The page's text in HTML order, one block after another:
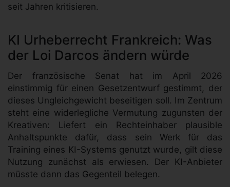
seit Jahren kritisieren.
KI Urheberrecht Frankreich: Was
der Loi Darcos ändern würde
Der französische Senat hat im April 2026
einstimmig für einen Gesetzentwurf gestimmt, der
dieses Ungleichgewicht beseitigen soll. Im Zentrum
steht eine widerlegliche Vermutung zugunsten der
Kreativen: Liefert ein Rechteinhaber plausible
Anhaltspunkte dafür, dass sein Werk für das
Training eines KI-Systems genutzt wurde, gilt diese
Nutzung zunächst als erwiesen. Der KI-Anbieter
müsste dann das Gegenteil belegen.